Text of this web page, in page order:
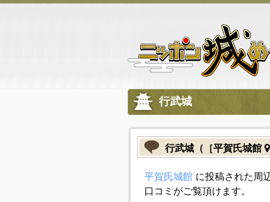
行武城
行武城（［平賀氏城館
平賀氏城館に投稿された周
口コミがご覧頂けます。